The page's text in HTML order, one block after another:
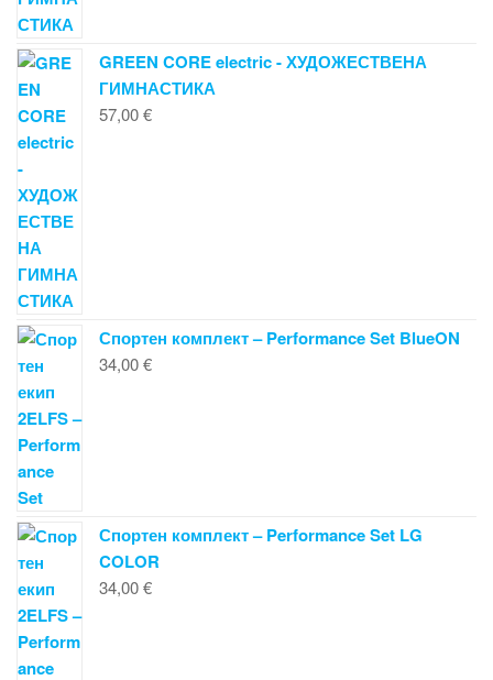
GREEN CORE electric - ХУДОЖЕСТВЕНА
ГИМНАСТИКА
57,00€
Спортен комплект – Performance Set BlueON
34,00€
Спортен комплект – Performance Set LG
COLOR
34,00€